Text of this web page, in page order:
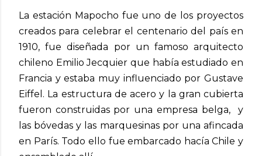
La estación Mapocho fue uno de los proyectos
creados para celebrar el centenario del país en
1910, fue diseñada por un famoso arquitecto
chileno Emilio Jecquier que había estudiado en
Francia y estaba muy influenciado por Gustave
Eiffel. La estructura de acero y la gran cubierta
fueron construidas por una empresa belga, y
las bóvedas y las marquesinas por una afincada
en París. Todo ello fue embarcado hacía Chile y